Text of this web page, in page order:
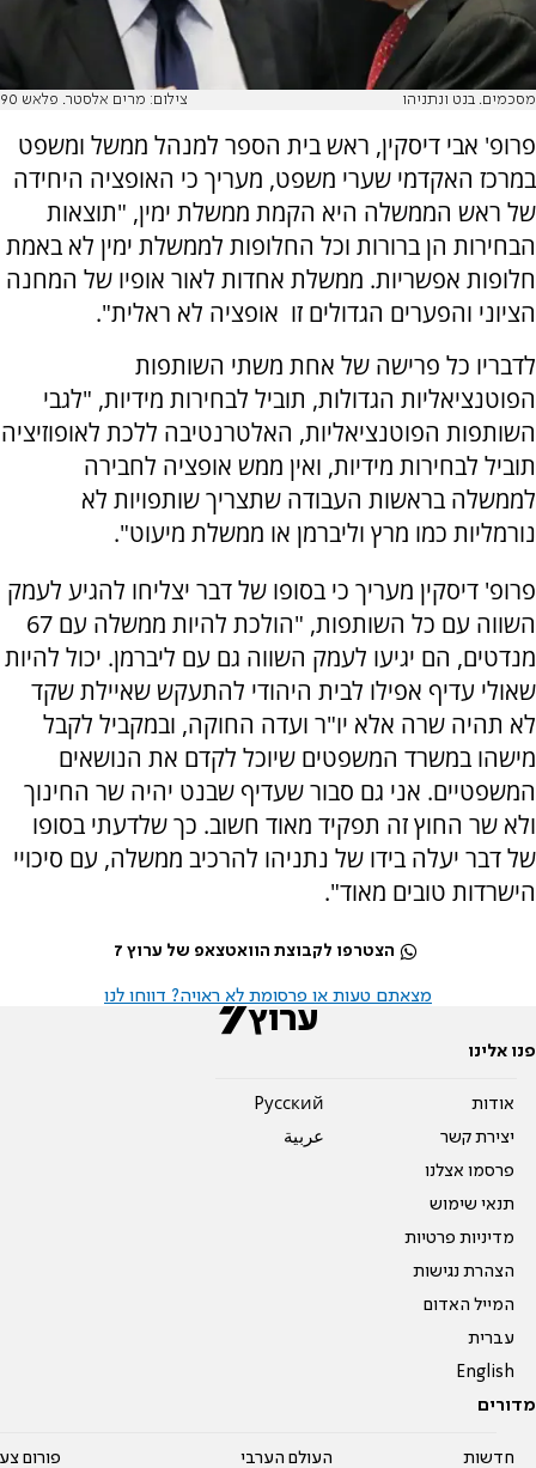
מסכמים. בנט ונתניהו צילום: מרים אלסטר. פלאש 90
פרופ' אבי דיסקין, ראש בית הספר למנהל ממשל ומשפט
במרכז האקדמי שערי משפט, מעריך כי האופציה היחידה
של ראש הממשלה היא הקמת ממשלת ימין, "תוצאות
הבחירות הן ברורות וכל החלופות לממשלת ימין לא באמת
חלופות אפשריות. ממשלת אחדות לאור אופיו של המחנה
הציוני והפערים הגדולים זו אופציה לא ראלית".
לדבריו כל פרישה של אחת משתי השותפות
הפוטנציאליות הגדולות, תוביל לבחירות מידיות, "לגבי
השותפות הפוטנציאליות, האלטרנטיבה ללכת לאופוזיציה
תוביל לבחירות מידיות, ואין ממש אופציה לחבירה
לממשלה בראשות העבודה שתצריך שותפויות לא
נורמליות כמו מרץ וליברמן או ממשלת מיעוט".
פרופ' דיסקין מעריך כי בסופו של דבר יצליחו להגיע לעמק
השווה עם כל השותפות, "הולכת להיות ממשלה עם 67
מנדטים, הם יגיעו לעמק השווה גם עם ליברמן. יכול להיות
שאולי עדיף אפילו לבית היהודי להתעקש שאיילת שקד
לא תהיה שרה אלא יו"ר ועדה החוקה, ובמקביל לקבל
מישהו במשרד המשפטים שיוכל לקדם את הנושאים
המשפטיים. אני גם סבור שעדיף שבנט יהיה שר החינוך
ולא שר החוץ זה תפקיד מאוד חשוב. כך שלדעתי בסופו
של דבר יעלה בידו של נתניהו להרכיב ממשלה, עם סיכויי
הישרדות טובים מאוד".
הצטרפו לקבוצת הוואטצאפ של ערוץ 7
מצאתם טעות או פרסומת לא ראויה? דווחו לנו
פנו אלינו
אודות
יצירת קשר
פרסמו אצלנו
תנאי שימוש
מדיניות פרטיות
הצהרת נגישות
המייל האדום
עברית
English
Pусский
عربية
מדורים
חדשות העולם הערבי פורום